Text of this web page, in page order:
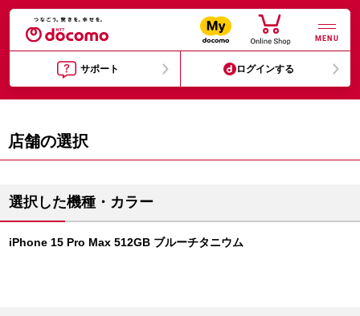
MENU
サポート ログインする
店舗の選択
選択した機種・カラー
iPhone 15 Pro Max 512GB ブルーチタニウム